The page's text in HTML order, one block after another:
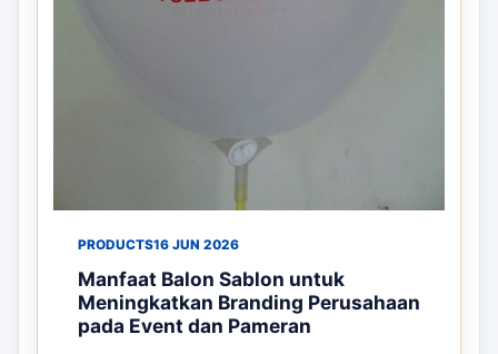
PRODUCTS16 JUN 2026
Manfaat Balon Sablon untuk
Meningkatkan Branding Perusahaan
pada Event dan Pameran